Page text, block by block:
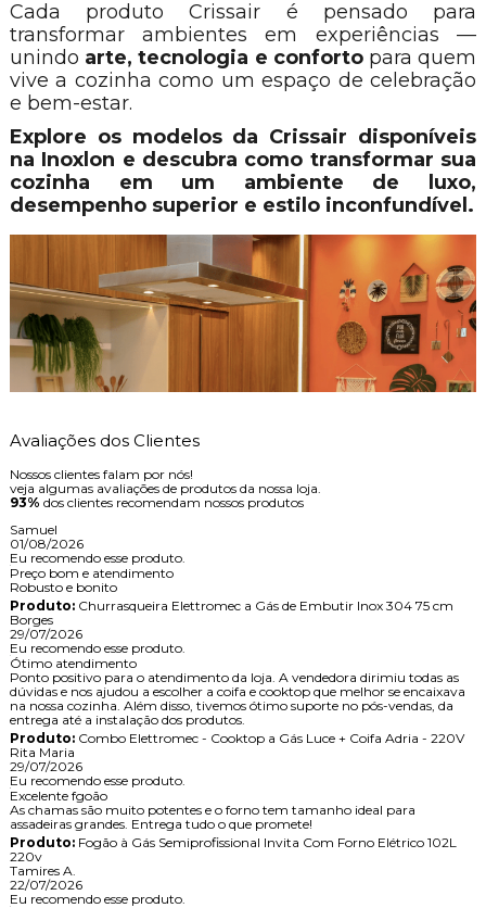
Cada produto Crissair é pensado para
transformar ambientes em experiências —
unindo arte, tecnologia e confortopara quem
vive a cozinha como um espaço de celebração
e bem-estar.
Explore os modelos da Crissair disponíveis
na Inoxlon e descubra como transformar sua
cozinha em um ambiente de luxo,
desempenho superior e estilo inconfundível.
Avaliações dos Clientes
Nossos clientes falam por nós!
veja algumas avaliações de produtos da nossa loja.
93% dos clientes recomendam nossos produtos
Samuel
01/08/2026
Eu recomendo esse produto.
Preço bom e atendimento
Robusto e bonito
Produto:Churrasqueira Elettromec a Gás de Embutir Inox 304 75 cm
Borges
29/07/2026
Eu recomendo esse produto.
Ótimo atendimento
Ponto positivo para o atendimento da loja. A vendedora dirimiu todas as
dúvidas e nos ajudou a escolher a coifa e cooktop que melhor se encaixava
na nossa cozinha. Além disso, tivemos ótimo suporte no pós-vendas, da
entrega até a instalação dos produtos.
Produto:Combo Elettromec - Cooktop a Gás Luce + Coifa Adria - 220V
Rita Maria
29/07/2026
Eu recomendo esse produto.
Excelente fgoão
As chamas são muito potentes e o forno tem tamanho ideal para
assadeiras grandes. Entrega tudo o que promete!
Produto:Fogão à Gás Semiprofissional Invita Com Forno Elétrico 102L
220v
Tamires A.
22/07/2026
Eu recomendo esse produto.